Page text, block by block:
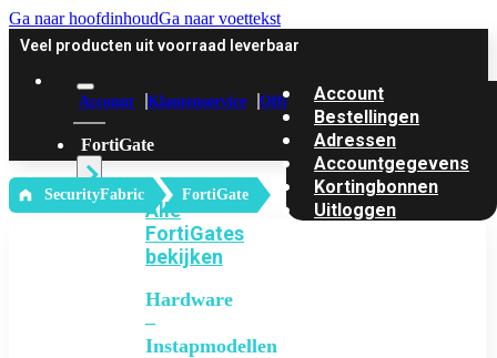
Ga naar hoofdinhoudGa naar voettekst
Veel producten uit voorraad leverbaar
Account Klantenservice Offerte
FortiGate
Alle
FortiGates
bekijken
Hardware
–
Instapmodellen
Account
Bestellingen
Adressen
Accountgegevens
Kortingbonnen
Uitloggen
‎ SecurityFabric FortiGate